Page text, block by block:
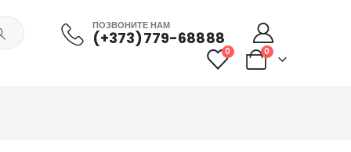
ПОЗВОНИТЕ НАМ
(+373)779-68888
0 0